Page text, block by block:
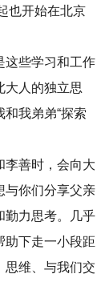
也开始在北京
这些学习和工作
大人的独立思
我弟弟“探索
李善时，会向大
与你们分享父亲
勤力思考。几乎
助下走一小段距
思维、与我们交